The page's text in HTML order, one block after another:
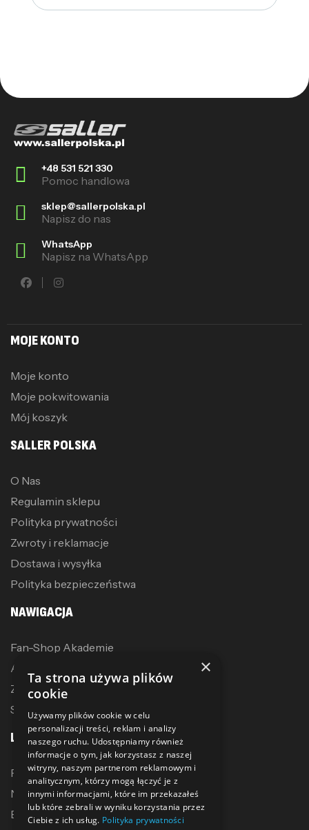
+48 531 521 330
Pomoc handlowa
sklep@sallerpolska.pl
Napisz do nas
WhatsApp
Napisz na WhatsApp
MOJE KONTO
Moje konto
Moje pokwitowania
Mój koszyk
SALLER POLSKA
O Nas
Regulamin sklepu
Polityka prywatności
Zwroty i reklamacje
Dostawa i wysyłka
Polityka bezpieczeństwa
NAWIGACJA
Fan-Shop Akademie
Akcesoria treningowe
Zostań dystrybutorem
Sublimacja
LINKI
Promocje
Nowe produkty
Bestsellery
×
Ta strona używa plików
cookie
Używamy plików cookie w celu
personalizacji treści, reklam i analizy
naszego ruchu. Udostępniamy również
informacje o tym, jak korzystasz z naszej
witryny, naszym partnerom reklamowym i
analitycznym, którzy mogą łączyć je z
innymi informacjami, które im przekazałeś
lub które zebrali w wyniku korzystania przez
Ciebie z ich usług. Polityka prywatności